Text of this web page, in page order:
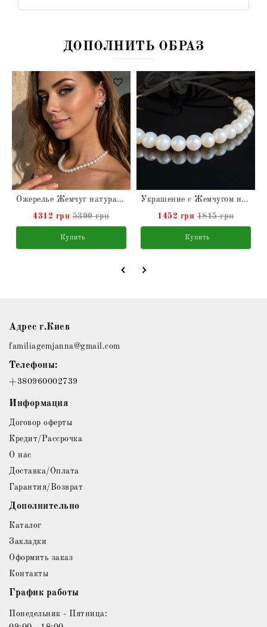
ДОПОЛНИТЬ ОБРАЗ
Ожерелье Жемчуг натуральный высокого качества к тридцатой годовщине свадьбы
4312 грн 5390 грн
Купить
Украшение с Жемчугом натуральным на длинном замшевом шнурке
1452 грн 1815 грн
Купить
Адрес г.Киев
familiagemjanna@gmail.com
Телефоны:
+380960002739
Информация
Договор оферты
Кредит/Рассрочка
О нас
Доставка/Оплата
Гарантия/Возврат
Дополнительно
Каталог
Закладки
Оформить заказ
Контакты
График работы
Понедельник - Пятница: